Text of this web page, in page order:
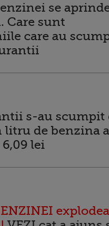
se
Care sunt
care au
s-au scumpit
litru de benzina a
lei